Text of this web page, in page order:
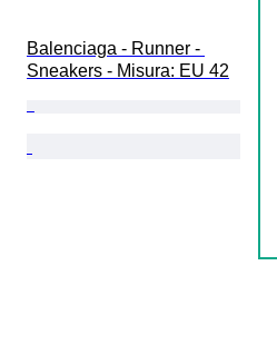
Balenciaga - Runner -
Sneakers - Misura: EU 42